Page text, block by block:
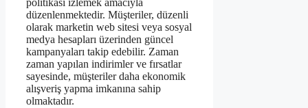
politikası izlemek amacıyla
düzenlenmektedir. Müşteriler, düzenli
olarak marketin web sitesi veya sosyal
medya hesapları üzerinden güncel
kampanyaları takip edebilir. Zaman
zaman yapılan indirimler ve fırsatlar
sayesinde, müşteriler daha ekonomik
alışveriş yapma imkanına sahip
olmaktadır.